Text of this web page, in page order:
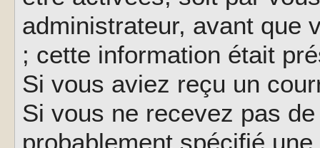
administrateur, avant que
; cette information était
Si vous aviez reçu un
Si vous ne recevez pas
probablement spécifié